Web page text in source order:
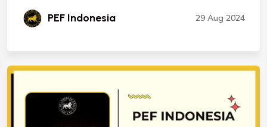
PEF Indonesia 29 Aug 2024